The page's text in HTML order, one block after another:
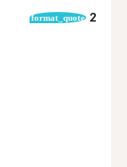
format_quote 2